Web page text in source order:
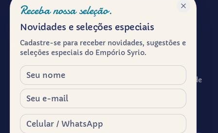
WhatsApp ·(11) 99601-7286
Instagram · @emporiosyrio
Facebook · @emporiosyrio
contato@emporiosyrio.com.br
R. Comendador Abdo Schahin, 136 - Centro Histórico de
São Paulo, São Paulo - SP, 01023-050
Segunda a sábado, das 9h às 19h
Receba nossa seleção.
Novidades e seleções especiais
Cadastre-se para receber novidades, sugestões e
seleções especiais do Empório Syrio.
Nome
E-mail
Celular / WhatsApp